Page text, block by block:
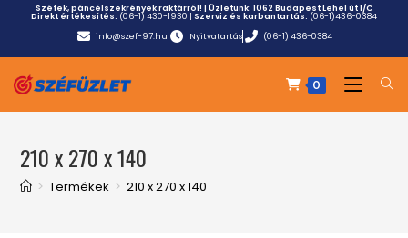
Széfek, páncélszekrények raktárról! | Üzletünk:1062 Budapest Lehel út 1/C
Direkt értékesítés: (06-1) 430-1930 | Szerviz és karbantartás: (06-1)436-0384
info@szef-97.hu
Nyitvatartás (06-1) 436-0384
0
210 x 270 x 140
> Termékek > 210 x 270 x 140